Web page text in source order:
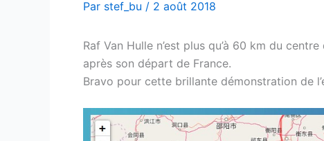
Par stef_bu / 2 août 2018
Raf Van Hulle n’est plus qu’à 60 km du
après son départ de France.
Bravo pour cette brillante démonstration de